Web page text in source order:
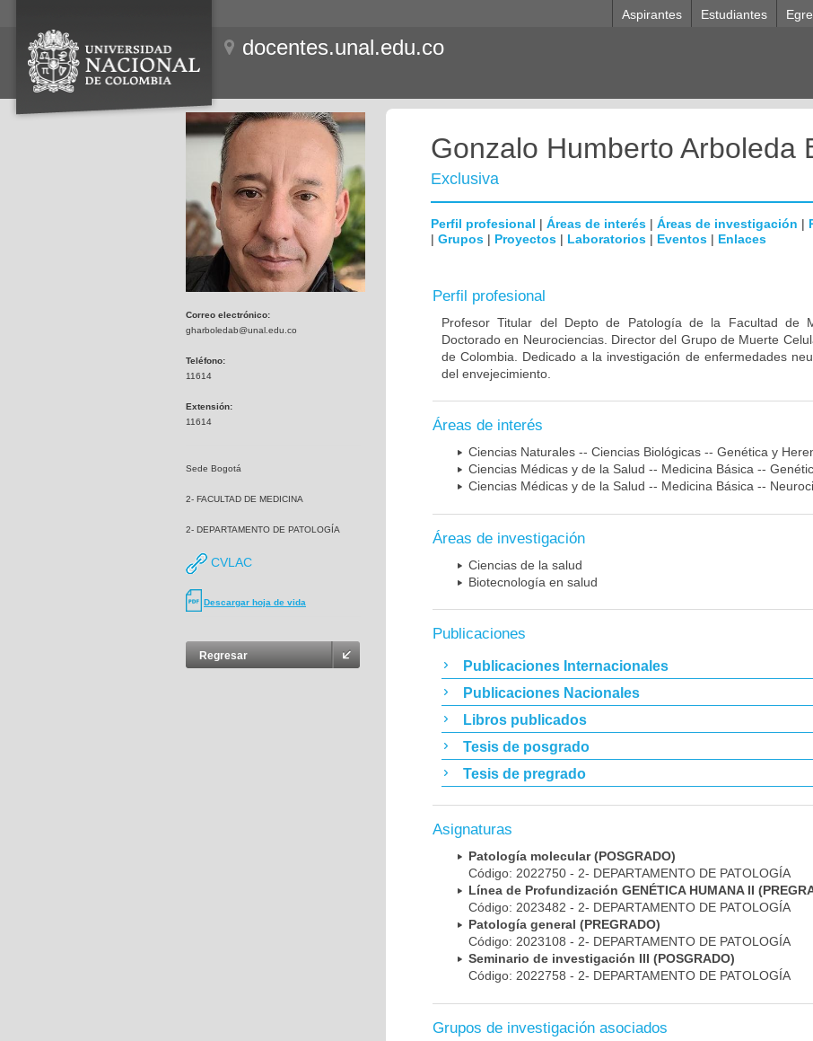
Aspirantes Estudiantes
docentes.unal.edu.co
Correo electrónico:
gharboledab@unal.edu.co
Teléfono:
11614
Extensión:
11614
Sede Bogotá
2- FACULTAD DE MEDICINA
2- DEPARTAMENTO DE PATOLOGÍA
CVLAC
Descargar hoja de vida
Regresar
Gonzalo Humberto Arboleda
Exclusiva
Perfil profesional | Áreas de interés | Áreas de investigación |
| Grupos | Proyectos | Laboratorios | Eventos | Enlaces
Perfil profesional
Profesor Titular del Depto de Patología de la Facultad de
Doctorado en Neurociencias. Director del Grupo de Muerte
de Colombia. Dedicado a la investigación de enfermedades
del envejecimiento.
Áreas de interés
Ciencias Naturales -- Ciencias Biológicas -- Genética y
Ciencias Médicas y de la Salud -- Medicina Básica --
Ciencias Médicas y de la Salud -- Medicina Básica --
Áreas de investigación
Ciencias de la salud
Biotecnología en salud
Publicaciones
Publicaciones Internacionales
Publicaciones Nacionales
Libros publicados
Tesis de posgrado
Tesis de pregrado
Asignaturas
Patología molecular (POSGRADO)
Código: 2022750 - 2- DEPARTAMENTO DE PATOLOGÍA
Línea de Profundización GENÉTICA HUMANA II
Código: 2023482 - 2- DEPARTAMENTO DE PATOLOGÍA
Patología general (PREGRADO)
Código: 2023108 - 2- DEPARTAMENTO DE PATOLOGÍA
Seminario de investigación III (POSGRADO)
Código: 2022758 - 2- DEPARTAMENTO DE PATOLOGÍA
Grupos de investigación asociados